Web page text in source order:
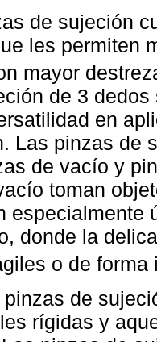
de sujeción
les permiten
mayor
de 3
en
Las pinzas de
de vacío y
toman
especialmente
donde la
o de forma
pinzas de
rígidas y